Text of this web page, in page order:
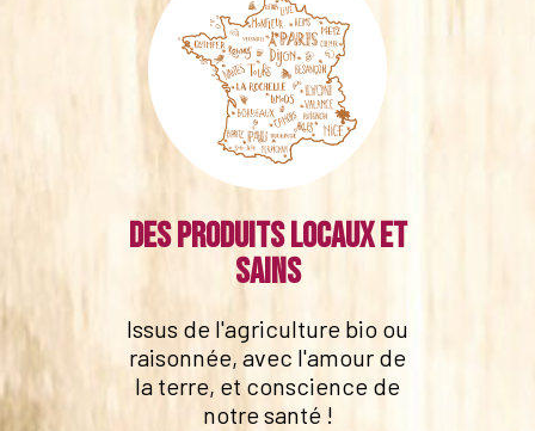
Des produits locaux et
sains
Issus de l'agriculture bio ou
raisonnée, avec l'amour de
la terre, et conscience de
notre santé !